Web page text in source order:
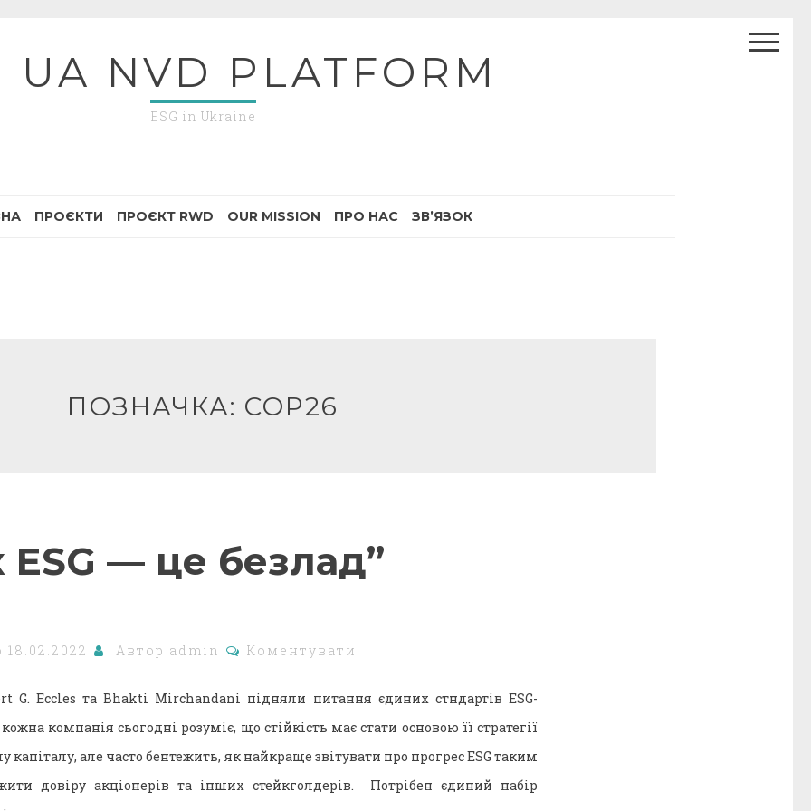
UA NVD PLATFORM
ESG in Ukraine
ПРОЄКТИ ПРОЄКТ RWD OUR MISSION ПРО НАС ЗВ’ЯЗОК
ПОЗНАЧКА: COP26
ESG — це безлад”
18.02.2022 Автор admin Коментувати
G. Eccles та Bhakti Mirchandani підняли питання єдиних стндартів ESG-
компанія сьогодні розуміє, що стійкість має стати основою її стратегії
капіталу, але часто бентежить, як найкраще звітувати про прогрес ESG таким
довіру акціонерів та інших стейкголдерів. Потрібен єдиний набір